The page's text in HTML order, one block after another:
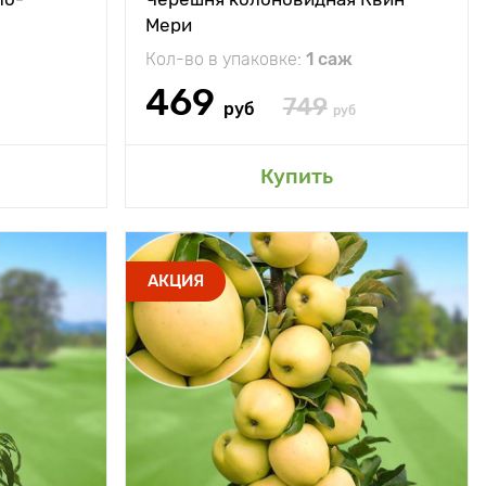
Мери
Кол-во в упаковке: 1 саж
469 руб 749 руб
Купить
Особенности
в горшках и даже на
Добавить в мой сад
- 180 см
70 - 100 см
место
АКЦИЯ
Высота растения 150 - 250 см
Растояние между
растениями
70 - 100 см
Местоположение солнечное место
Морозостойкость минус 42°С
Период созревания Среднеспелый